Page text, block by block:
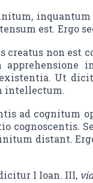
est. Ergo
creatus non est
Ut
intellectum.
ad cognitum
cognoscentis.
distant.
I Ioan. III,